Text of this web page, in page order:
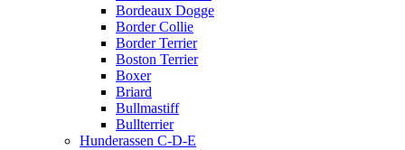
Bordeaux Dogge
Border Collie
Border Terrier
Boston Terrier
Boxer
Briard
Bullmastiff
Bullterrier
Hunderassen C-D-E